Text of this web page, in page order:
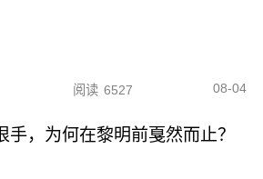
阅读 6527 08-04
手，为何在黎明前戛然而止？